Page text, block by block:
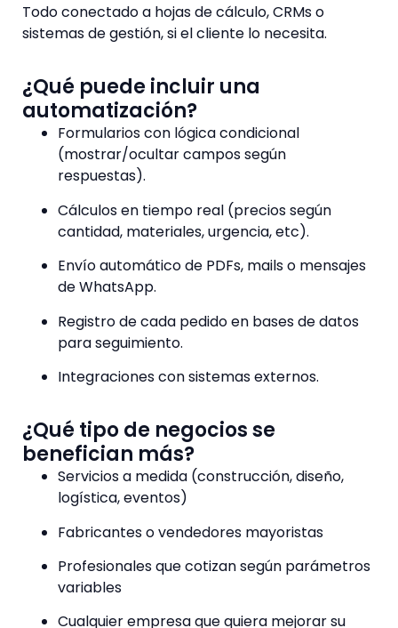
Todo conectado a hojas de cálculo, CRMs o
sistemas de gestión, si el cliente lo necesita.
¿Qué puede incluir una
automatización?
Formularios con lógica condicional
(mostrar/ocultar campos según
respuestas).
Cálculos en tiempo real (precios según
cantidad, materiales, urgencia, etc).
Envío automático de PDFs, mails o mensajes
de WhatsApp.
Registro de cada pedido en bases de datos
para seguimiento.
Integraciones con sistemas externos.
¿Qué tipo de negocios se
benefician más?
Servicios a medida (construcción, diseño,
logística, eventos)
Fabricantes o vendedores mayoristas
Profesionales que cotizan según parámetros
variables
Cualquier empresa que quiera mejorar su